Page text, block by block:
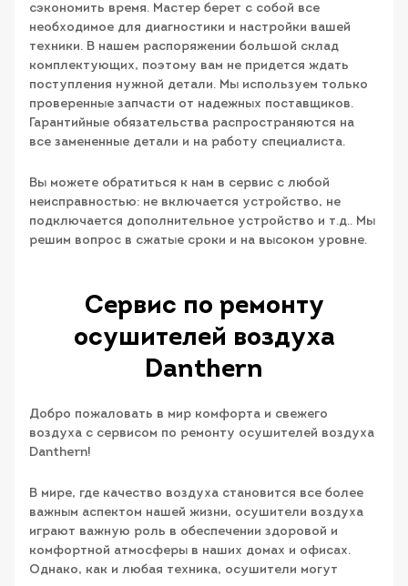
сэкономить время. Мастер берет с собой все
необходимое для диагностики и настройки вашей
техники. В нашем распоряжении большой склад
комплектующих, поэтому вам не придется ждать
поступления нужной детали. Мы используем только
проверенные запчасти от надежных поставщиков.
Гарантийные обязательства распространяются на
все замененные детали и на работу специалиста.
Вы можете обратиться к нам в сервис с любой
неисправностью: не включается устройство, не
подключается дополнительное устройство и т.д.. Мы
решим вопрос в сжатые сроки и на высоком уровне.
Сервис по ремонту
осушителей воздуха
Danthern
Добро пожаловать в мир комфорта и свежего
воздуха с сервисом по ремонту осушителей воздуха
Danthern!
В мире, где качество воздуха становится все более
важным аспектом нашей жизни, осушители воздуха
играют важную роль в обеспечении здоровой и
комфортной атмосферы в наших домах и офисах.
Однако, как и любая техника, осушители могут